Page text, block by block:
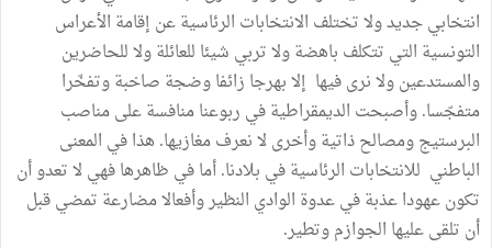
انتخابي جديد ولا تختلف الانتخابات الرئاسية عن إقامة الأعراس
التونسية التي تتكلف باهضة ولا تربي شيئا للعائلة ولا للحاضرين
والمستدعين ولا نرى فيها إلا بهرجا زائفا وضجة صاخبة وتفخّرا
متفجّسا. وأصبحت الديمقراطية في ربوعنا منافسة على مناصب
البرستيج ومصالح ذاتية وأخرى لا نعرف مغازيها. هذا في المعنى
الباطني للانتخابات الرئاسية في بلادنا. أما في ظاهرها فهي لا تعدو أن
تكون عهودا عذبة في عدوة الوادي النظير وأفعالا مضارعة تمضي قبل
أن تلقى عليها الجوازم وتطير.